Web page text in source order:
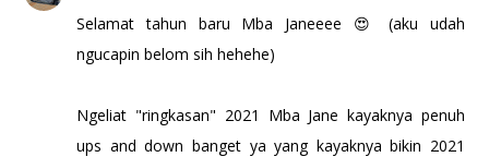
Selamat tahun baru Mba Janeeee 😍 (aku udah
ngucapin belom sih hehehe)
Ngeliat "ringkasan" 2021 Mba Jane kayaknya penuh
ups and down banget ya yang kayaknya bikin 2021